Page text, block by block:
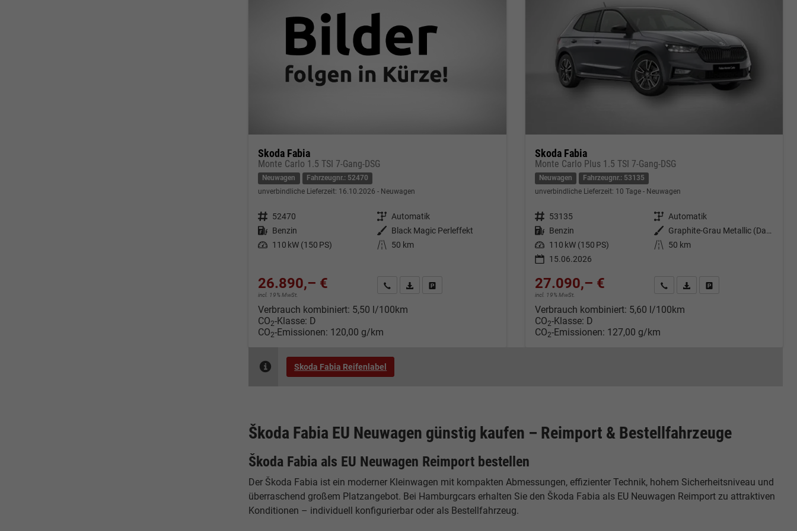
Skoda Fabia
Monte Carlo 1.5 TSI 7-Gang-DSG
Neuwagen
Fahrzeugnr.: 52470
unverbindliche Lieferzeit: 16.10.2026 Neuwagen
Fahrzeugnr. 52470 Getriebe Automatik
Kraftstoff Benzin Außenfarbe
Black Magic Perleffekt
Leistung 110 kW (150 PS) Kilometerstand 50 km
26.890,– €
incl. 19% MwSt.
Kontakt & Angebot anfordern
PDF-Datei, Fahrzeugexposé drucken
Fahrzeug merken/Expose drucken
Verbrauch kombiniert: 5,50 l/100km
CO2-Klasse: D
CO2-Emissionen: 120,00 g/km
Skoda Fabia
Monte Carlo Plus 1.5 TSI 7-Gang-DSG
Neuwagen
Fahrzeugnr.: 53135
unverbindliche Lieferzeit: 10 Tage Neuwagen
Fahrzeugnr. 53135 Getriebe Automatik
Kraftstoff Benzin Außenfarbe
Graphite-Grau Metallic (Dach in Schwarz)
Leistung 110 kW (150 PS) Kilometerstand
50 km
15.06.2026
27.090,– €
incl. 19% MwSt.
Kontakt & Angebot anfordern
PDF-Datei, Fahrzeugexposé
Fahrzeug merken/Expose
Verbrauch kombiniert: 5,60 l/100km
CO2-Klasse: D
CO2-Emissionen: 127,00 g/km
Skoda Fabia Reifenlabel
Škoda Fabia EU Neuwagen günstig kaufen – Reimport & Bestellfahrzeuge
Škoda Fabia als EU Neuwagen Reimport bestellen
Der Škoda Fabia ist ein moderner Kleinwagen mit kompakten Abmessungen, effizienter Technik, hohem Sicherheitsniveau und
überraschend großem Platzangebot. Bei Hamburgcars erhalten Sie den Škoda Fabia als EU Neuwagen Reimport zu attraktiven
Konditionen – individuell konfigurierbar oder als Bestellfahrzeug.